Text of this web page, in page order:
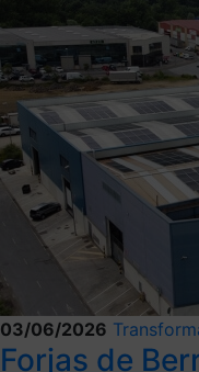
03/06/2026
Forjas de